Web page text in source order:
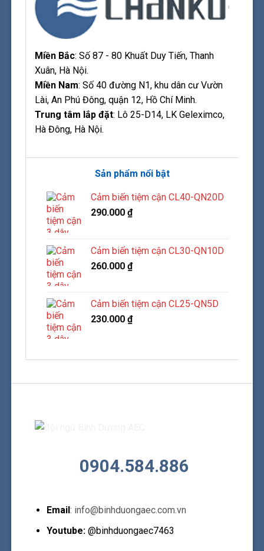
Miền Bắc: Số 87 - 80 Khuất Duy Tiến, Thanh
Xuân, Hà Nội.
Miền Nam: Số 40 đường N1, khu dân cư Vườn
Lài, An Phú Đông, quận 12, Hồ Chí Minh.
Trung tâm lắp đặt: Lô 25-D14, LK Geleximco,
Hà Đông, Hà Nội.
Sản phẩm nổi bật
Cảm biến tiệm cận CL40-QN20D
290.000₫
Cảm biến tiệm cận CL30-QN10D
260.000₫
Cảm biến tiệm cận CL25-QN5D
230.000₫
0904.584.886
Email: info@binhduongaec.com.vn
Youtube:@binhduongaec7463